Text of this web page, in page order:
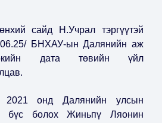
сайд Н.Учрал тэргүүтэй
БНХАУ-ын Далянийн аж
дата төвийн үйл
2021 онд Далянийн улсын
бүс болох Жиньпү Ляонин